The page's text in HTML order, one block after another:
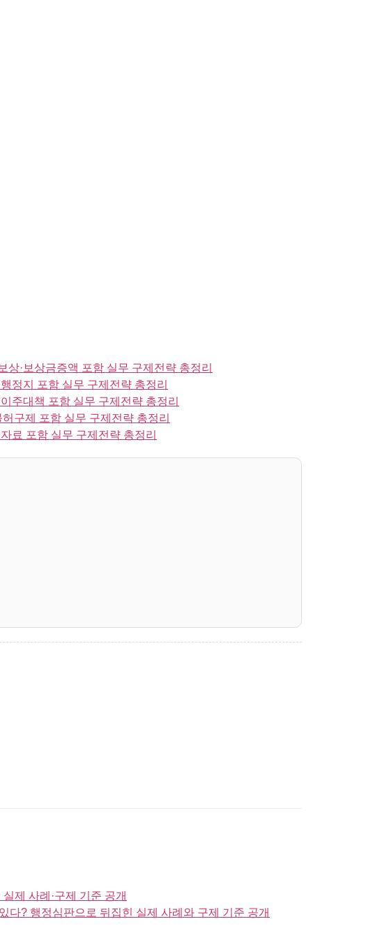
상·보상금증액 포함 실무 구제전략 총정리
정지 포함 실무 구제전략 총정리
주대책 포함 실무 구제전략 총정리
구제 포함 실무 구제전략 총정리
료 포함 실무 구제전략 총정리
제 사례·구제 기준 공개
다? 행정심판으로 뒤집힌 실제 사례와 구제 기준 공개